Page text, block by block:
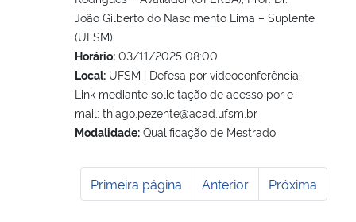
João Gilberto do Nascimento Lima – Suplente
(UFSM);
Horário: 03/11/2025 08:00
Local: UFSM | Defesa por videoconferência:
Link mediante solicitação de acesso por e-
mail: thiago.pezente@acad.ufsm.br
Modalidade: Qualificação de Mestrado
Primeira página Anterior Próxima